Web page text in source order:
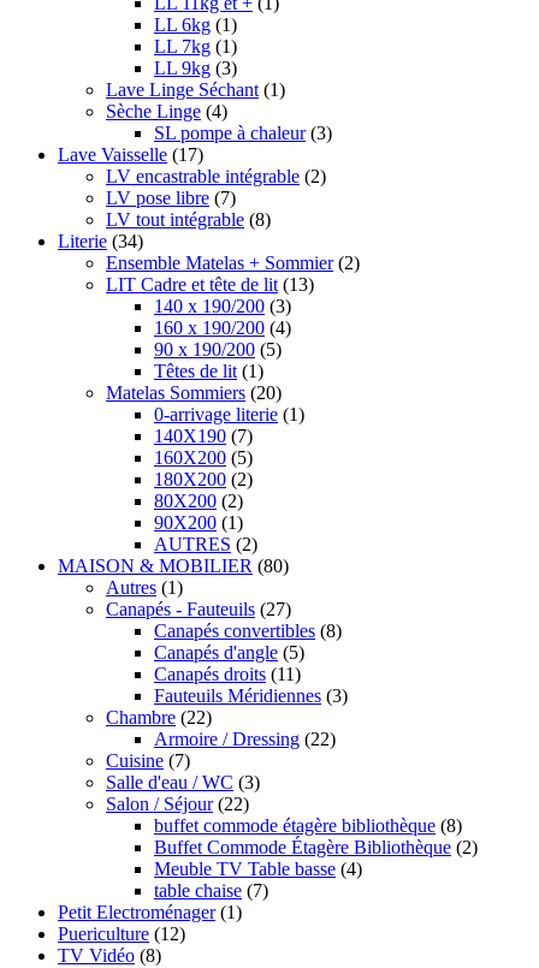
LL 6kg (1)
LL 7kg (1)
LL 9kg (3)
Lave Linge Séchant (1)
Sèche Linge (4)
SL pompe à chaleur (3)
Lave Vaisselle (17)
LV encastrable intégrable (2)
LV pose libre (7)
LV tout intégrable (8)
Literie (34)
Ensemble Matelas + Sommier (2)
LIT Cadre et tête de lit (13)
140 x 190/200 (3)
160 x 190/200 (4)
90 x 190/200 (5)
Têtes de lit (1)
Matelas Sommiers (20)
0-arrivage literie (1)
140X190 (7)
160X200 (5)
180X200 (2)
80X200 (2)
90X200 (1)
AUTRES (2)
MAISON & MOBILIER (80)
Autres (1)
Canapés - Fauteuils (27)
Canapés convertibles (8)
Canapés d'angle (5)
Canapés droits (11)
Fauteuils Méridiennes (3)
Chambre (22)
Armoire / Dressing (22)
Cuisine (7)
Salle d'eau / WC (3)
Salon / Séjour (22)
buffet commode étagère bibliothèque (8)
Buffet Commode Étagère Bibliothèque (2)
Meuble TV Table basse (4)
table chaise (7)
Petit Electroménager (1)
Puericulture (12)
TV Vidéo (8)